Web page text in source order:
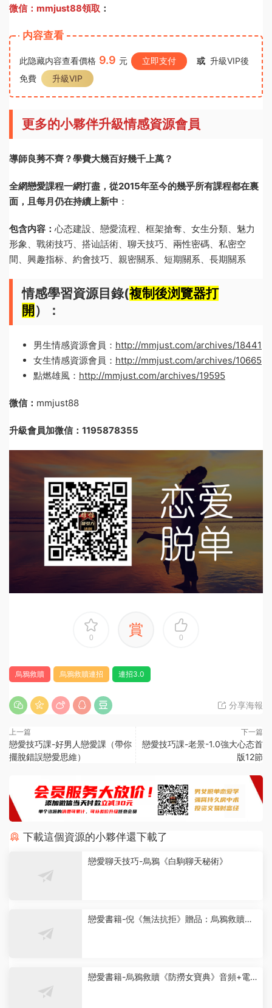
微信：mmjust88領取 ：
内容查看
此隐藏内容查看價格 9.9 元 立即支付 或 升級VIP後
免費
升級VIP
更多的小夥伴升級情感資源會員
導師良莠不齊？學費大幾百好幾千上萬？
全網戀愛課程一網打盡，從2015年至今的幾乎所有課程都在裏
面，且每月仍在持續上新中 ：
包含内容： 心态建設、戀愛流程、框架搶奪、女生分類、魅力
形象、戰術技巧、搭讪話術、聊天技巧、兩性密碼、私密空
間、興趣指标、約會技巧、親密關系、短期關系、長期關系
情感學習資源目錄(複制後浏覽器打
開 ）：
男生情感資源會員： http://mmjust.com/archives/18441
女生情感資源會員： http://mmjust.com/archives/10665
點燃雄風： http://mmjust.com/archives/19595
微信： mmjust88
升級會員加微信：1195878355
0 賞 0
烏鴉救贖 烏鴉救贖連招 連招3.0
分享海報
上一篇
戀愛技巧課-好男人戀愛課（帶你
擺脫錯誤戀愛思維）
下一篇
戀愛技巧課-老景-1.0強大心态首
版12節
下載這個資源的小夥伴還下載了
戀愛聊天技巧-烏鴉《白駒聊天秘術》
戀愛書籍-倪《無法抗拒》贈品：烏鴉救贖白
戀愛書籍-烏鴉救贖《防撈女寶典》音頻+電